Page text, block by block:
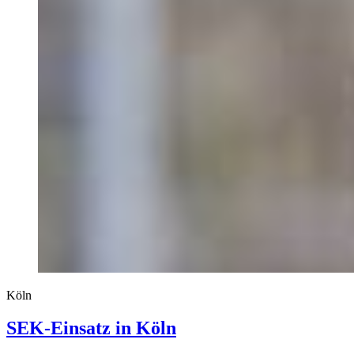
Köln
SEK-Einsatz in Köln